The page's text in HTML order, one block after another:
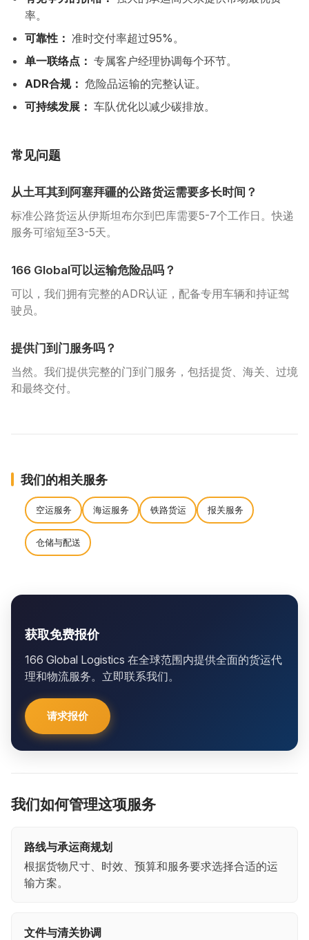
率。
可靠性： 准时交付率超过95%。
单一联络点： 专属客户经理协调每个环节。
ADR合规： 危险品运输的完整认证。
可持续发展： 车队优化以减少碳排放。
常见问题
从土耳其到阿塞拜疆的公路货运需要多长时间？
标准公路货运从伊斯坦布尔到巴库需要5-7个工作日。快递
服务可缩短至3-5天。
166 Global可以运输危险品吗？
可以，我们拥有完整的ADR认证，配备专用车辆和持证驾
驶员。
提供门到门服务吗？
当然。我们提供完整的门到门服务，包括提货、海关、过境
和最终交付。
我们的相关服务
空运服务 海运服务 铁路货运 报关服务
仓储与配送
获取免费报价
166 Global Logistics 在全球范围内提供全面的货运代
理和物流服务。立即联系我们。
请求报价
我们如何管理这项服务
路线与承运商规划
根据货物尺寸、时效、预算和服务要求选择合适的运
输方案。
文件与清关协调